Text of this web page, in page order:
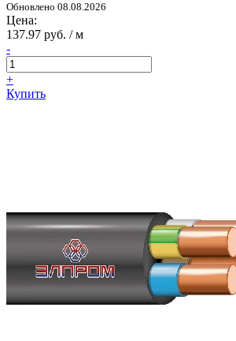
Обновлено 08.08.2026
Цена:
137.97 руб. / м
-
+
Купить